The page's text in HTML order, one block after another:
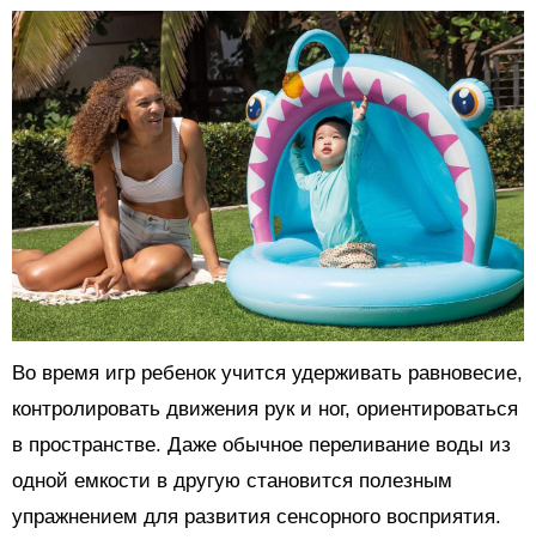
Во время игр ребенок учится удерживать равновесие,
контролировать движения рук и ног, ориентироваться
в пространстве. Даже обычное переливание воды из
одной емкости в другую становится полезным
упражнением для развития сенсорного восприятия.